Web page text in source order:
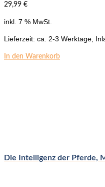
29,99 €
inkl. 7 % MwSt.
Lieferzeit: ca. 2-3 Werktage,
In den Warenkorb
Die Intelligenz der Pferde,